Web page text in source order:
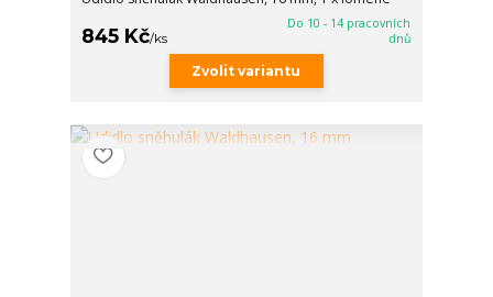
845 Kč/ks
Do 10 - 14 pracovních
dnů
Zvolit variantu